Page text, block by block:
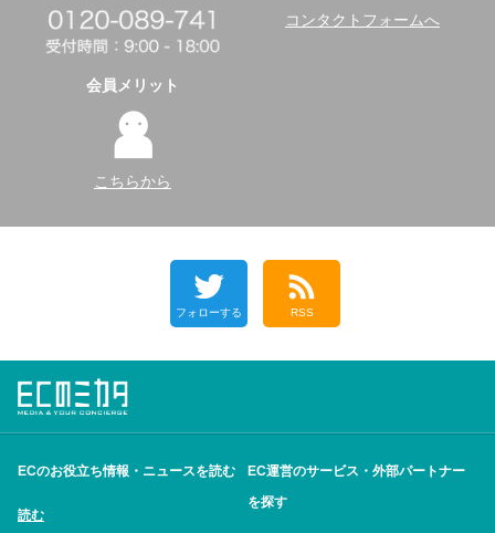
コンタクトフォームへ
会員メリット
こちらから
フォローする RSS
ECのお役立ち情報・ニュースを読む
読む
EC運営のサービス・外部パートナー
を探す